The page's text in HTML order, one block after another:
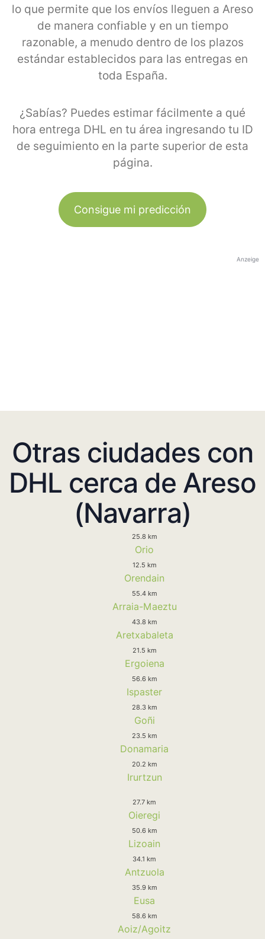
lo que permite que los envíos lleguen a Areso
de manera confiable y en un tiempo
razonable, a menudo dentro de los plazos
estándar establecidos para las entregas en
toda España.
¿Sabías? Puedes estimar fácilmente a qué
hora entrega DHL en tu área ingresando tu ID
de seguimiento en la parte superior de esta
página.
Consigue mi predicción
Anzeige
Otras ciudades con
DHL cerca de Areso
(Navarra)
25.8 km
Orio
12.5 km
Orendain
55.4 km
Arraia-Maeztu
43.8 km
Aretxabaleta
21.5 km
Ergoiena
56.6 km
Ispaster
28.3 km
Goñi
23.5 km
Donamaria
20.2 km
Irurtzun
27.7 km
Oieregi
50.6 km
Lizoain
34.1 km
Antzuola
35.9 km
Eusa
58.6 km
Aoiz/Agoitz